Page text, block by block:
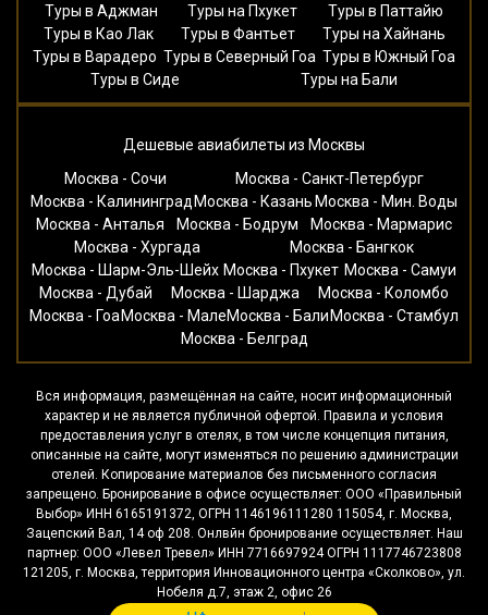
Туры в Аджман
Туры на Пхукет
Туры в Паттайю
Туры в Као Лак
Туры в Фантьет
Туры на Хайнань
Туры в Варадеро Туры в Северный Гоа Туры в Южный Гоа
Туры в Сиде
Туры на Бали
Дешевые авиабилеты из Москвы
Москва - Сочи
Москва - Санкт-Петербург
Москва - КалининградМосква - КазаньМосква - Мин. Воды
Москва - Анталья
Москва - Бодрум
Москва - Мармарис
Москва - Хургада
Москва - Бангкок
Москва - Шарм-Эль-Шейх Москва - Пхукет Москва - Самуи
Москва - Дубай
Москва - Шарджа
Москва - Коломбо
Москва - ГоаМосква - МалеМосква - БалиМосква - Стамбул
Москва - Белград
Вся информация, размещённая на сайте, носит информационный
характер и не является публичной офертой. Правила и условия
предоставления услуг в отелях, в том числе концепция питания,
описанные на сайте, могут изменяться по решению администрации
отелей. Копирование материалов без письменного согласия
запрещено. Бронирование в офисе осуществляет: ООО «Правильный
Выбор» ИНН 6165191372, ОГРН 1146196111280 115054, г. Москва,
Зацепский Вал, 14 оф 208. Онлвйн бронирование осуществляет. Наш
партнер: ООО «Левел Тревел» ИНН 7716697924 ОГРН 1117746723808
121205, г. Москва, территория Инновационного центра «Сколково», ул.
Нобеля д.7, этаж 2, офис 26